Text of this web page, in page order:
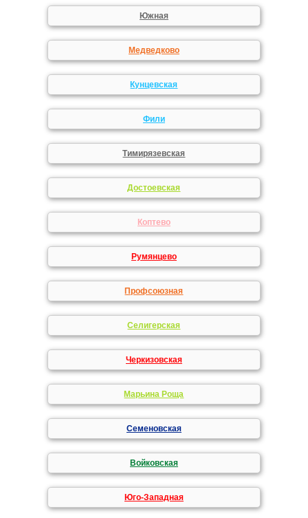
Южная
Медведково
Кунцевская
Фили
Тимирязевская
Достоевская
Коптево
Румянцево
Профсоюзная
Селигерская
Черкизовская
Марьина Роща
Семеновская
Войковская
Юго-Западная